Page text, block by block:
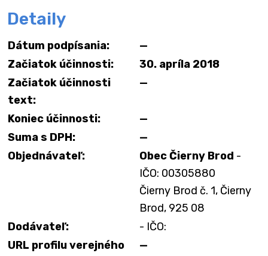
Detaily
Dátum podpísania:
—
Začiatok účinnosti:
30. apríla 2018
Začiatok účinnosti
text:
—
Koniec účinnosti:
—
Suma s DPH:
—
Objednávateľ:
Obec Čierny Brod -
IČO: 00305880
Čierny Brod č. 1, Čierny
Brod, 925 08
Dodávateľ:
- IČO:
URL profilu verejného
—